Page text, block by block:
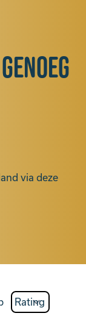
via deze